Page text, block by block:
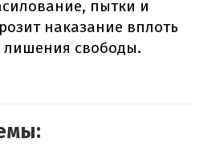
пытки и
наказание вплоть
свободы.